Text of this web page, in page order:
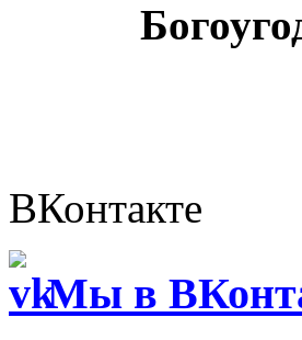
ВКонтакте
Мы в